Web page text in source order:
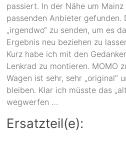
passiert. In der Nähe um
passenden Anbieter gefunden.
„irgendwo“ zu senden, um es
Ergebnis neu beziehen zu
Kurz habe ich mit den
Lenkrad zu montieren. MOMO
Wagen ist sehr, sehr „original“
bleiben. Klar ich müsste das
wegwerfen …
Ersatzteil(e):